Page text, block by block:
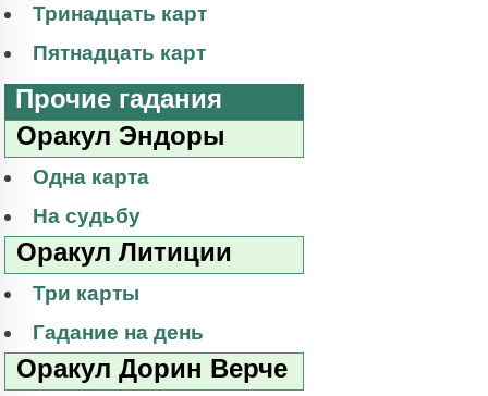
Тринадцать карт
Пятнадцать карт
Прочие гадания
Оракул Эндоры
Одна карта
На судьбу
Оракул Литиции
Три карты
Гадание на день
Оракул Дорин Верче